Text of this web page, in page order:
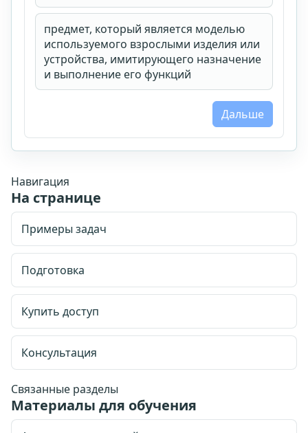
предмет, который является моделью
используемого взрослыми изделия или
устройства, имитирующего назначение
и выполнение его функций
Дальше
Навигация
На странице
Примеры задач
Подготовка
Купить доступ
Консультация
Связанные разделы
Материалы для обучения